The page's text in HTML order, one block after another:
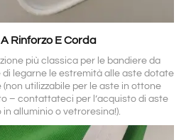
A Rinforzo E Corda
più classica per le bandiere da
legarne le estremità alle aste dotate
utilizzabile per le aste in ottone
– contattateci per l’acquisto di aste
alluminio o vetroresina!).